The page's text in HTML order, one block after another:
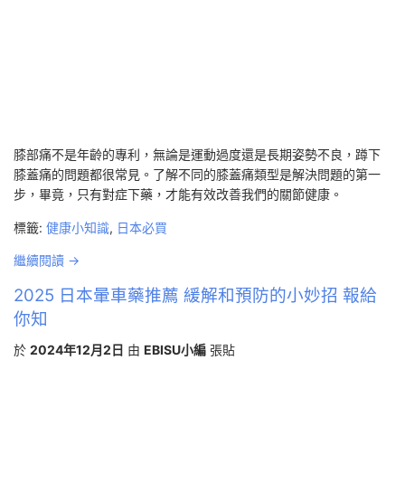
膝部痛不是年齡的專利，無論是運動過度還是長期姿勢不良，蹲下
膝蓋痛的問題都很常見。了解不同的膝蓋痛類型是解決問題的第一
步，畢竟，只有對症下藥，才能有效改善我們的關節健康。
標籤: 健康小知識, 日本必買
繼續閱讀 →
2025 日本暈車藥推薦 緩解和預防的小妙招 報給
你知
於 2024年12月2日 由 EBISU小編 張貼